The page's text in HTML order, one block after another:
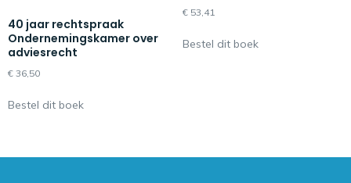
40 jaar rechtspraak
Ondernemingskamer over
adviesrecht
€ 36,50
Bestel dit boek
€53,41
Bestel dit boek